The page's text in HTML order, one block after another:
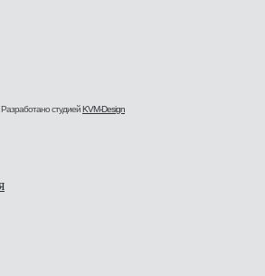
Разработано студиейKVM-Design